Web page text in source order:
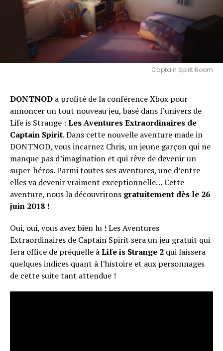
Captain Spirit Room
DONTNOD a profité de la conférence Xbox pour
annoncer un tout nouveau jeu, basé dans l’univers de
Life is Strange : Les Aventures Extraordinaires de
Captain Spirit. Dans cette nouvelle aventure made in
DONTNOD, vous incarnez Chris, un jeune garçon qui ne
manque pas d’imagination et qui rêve de devenir un
super-héros. Parmi toutes ses aventures, une d’entre
elles va devenir vraiment exceptionnelle… Cette
aventure, nous la découvrirons gratuitement dès le 26
juin 2018 !
Oui, oui, vous avez bien lu ! Les Aventures
Extraordinaires de Captain Spirit sera un jeu gratuit qui
fera office de préquelle àLife is Strange 2 qui laissera
quelques indices quant à l’histoire et aux personnages
de cette suite tant attendue !